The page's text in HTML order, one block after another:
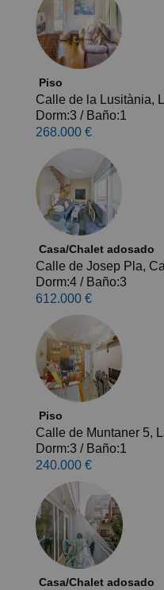
Piso
Calle de la Lusitània,
Dorm:3 / Baño:1
268.000 €
Casa/Chalet adosado
Calle de Josep Pla,
Dorm:4/ Baño:3
612.000 €
Piso
Calle de Muntaner 5,
Dorm:3 / Baño:1
240.000 €
Casa/Chalet adosado